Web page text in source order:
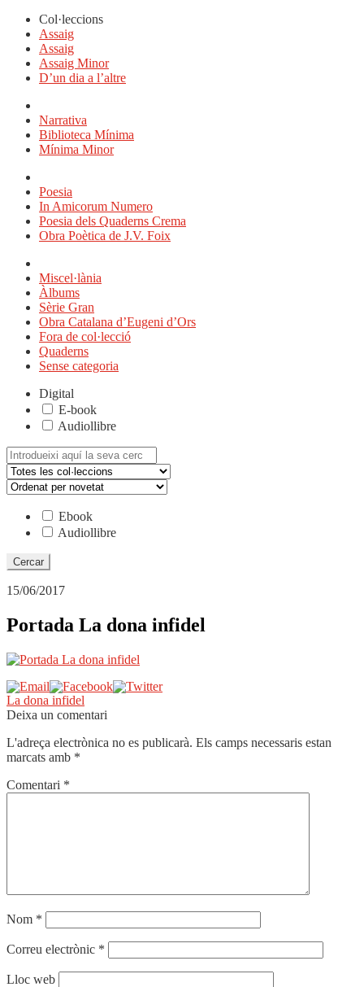
Col·leccions
Assaig
Assaig
Assaig Minor
D’un dia a l’altre
Narrativa
Biblioteca Mínima
Mínima Minor
Poesia
In Amicorum Numero
Poesia dels Quaderns Crema
Obra Poètica de J.V. Foix
Miscel·lània
Àlbums
Sèrie Gran
Obra Catalana d’Eugeni d’Ors
Fora de col·lecció
Quaderns
Sense categoria
Digital
E-book
Audiollibre
Cerca:
Ebook
Audiollibre
15/06/2017
Portada La dona infidel
Navegació
d'entrades
Entrada
anterior:
La dona infidel
Deixa un comentari
L'adreça electrònica no es publicarà. Els camps necessaris estan
marcats amb *
Comentari *
Nom *
Correu electrònic *
Lloc web